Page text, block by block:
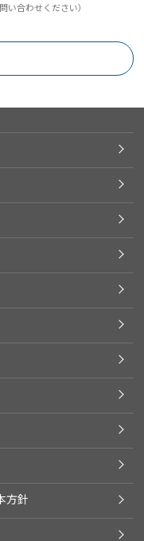
い合わせください）
方針